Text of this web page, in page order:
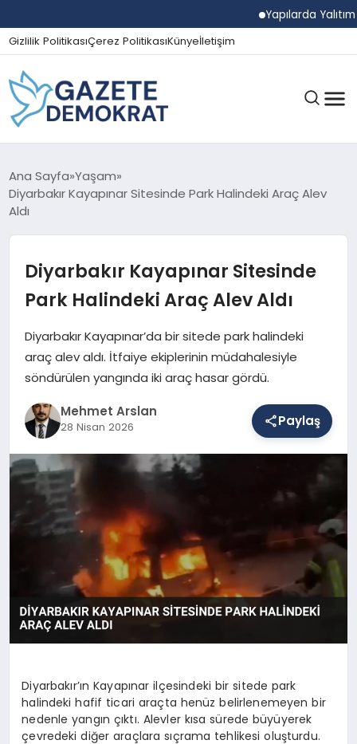
Yapılarda Yalıtım
Gizlilik PolitikasıÇerez PolitikasıKünyeİletişim
GÜNDEM
EKONOMI
SPOR
MAGAZIN
SAĞLIK
EĞITIM
DÜNYA
YAŞAM
Ana Sayfa Yaşam
Diyarbakır Kayapınar Sitesinde Park Halindeki Araç Alev
Aldı
Diyarbakır Kayapınar Sitesinde
Park Halindeki Araç Alev Aldı
Diyarbakır Kayapınar’da bir sitede park halindeki
araç alev aldı. İtfaiye ekiplerinin müdahalesiyle
söndürülen yangında iki araç hasar gördü.
Mehmet Arslan
28 Nisan 2026 Paylaş
Diyarbakır’ın Kayapınar ilçesindeki bir sitede park
halindeki hafif ticari araçta henüz belirlenemeyen bir
nedenle yangın çıktı. Alevler kısa sürede büyüyerek
çevredeki diğer araçlara sıçrama tehlikesi oluşturdu.